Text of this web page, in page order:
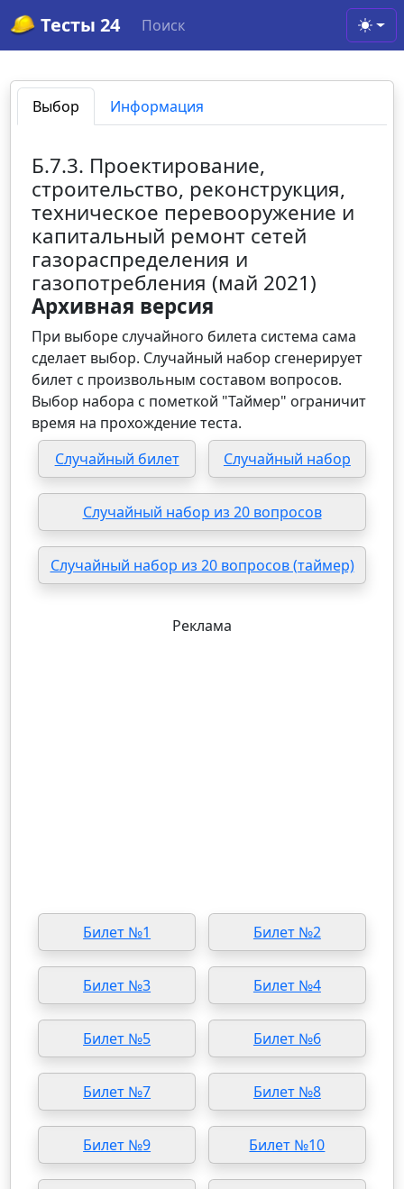
Тесты 24 Поиск
Выбор Информация
Б.7.3. Проектирование,
строительство, реконструкция,
техническое перевооружение и
капитальный ремонт сетей
газораспределения и
газопотребления (май 2021)
Архивная версия
При выборе случайного билета система сама
сделает выбор. Случайный набор сгенерирует
билет с произвольным составом вопросов.
Выбор набора с пометкой "Таймер" ограничит
время на прохождение теста.
Случайный билет
Случайный набор
Случайный набор из 20 вопросов
Случайный набор из 20 вопросов (таймер)
Реклама
Билет №1 Билет №2
Билет №3 Билет №4
Билет №5 Билет №6
Билет №7 Билет №8
Билет №9 Билет №10